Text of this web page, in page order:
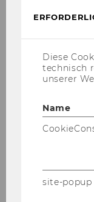
Von
etwas dabei!
Diese
technisch
unserer
Name
site-popup